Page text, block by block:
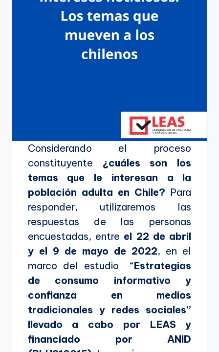
Considerando el proceso
constituyente ¿cuáles son los
temas que le interesan a la
población adulta en Chile? Para
responder, utilizaremos las
respuestas de las personas
encuestadas, entre el 22 de abril
y el 9 de mayo de 2022, en el
marco del estudio “Estrategias
de consumo informativo y
confianza en medios
tradicionales y redes sociales”
llevado a cabo por LEAS y
financiado por ANID